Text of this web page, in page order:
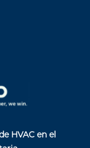
HVAC en el